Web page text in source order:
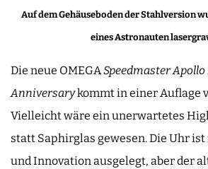
Auf dem Gehäuseboden der Stahlversion
eines Astronauten
Die neue OMEGASpeedmaster Apollo
Anniversarykommt in einer Auflage
Vielleicht wäre ein unerwartetes
statt Saphirglas gewesen. Die Uhr
und Innovation ausgelegt, aber der